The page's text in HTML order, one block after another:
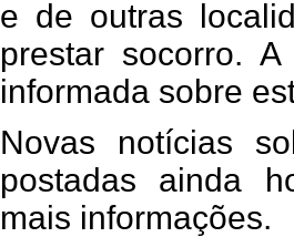
e de outras
prestar socorro.
informada sobre
Novas notícias
postadas ainda
mais informações.